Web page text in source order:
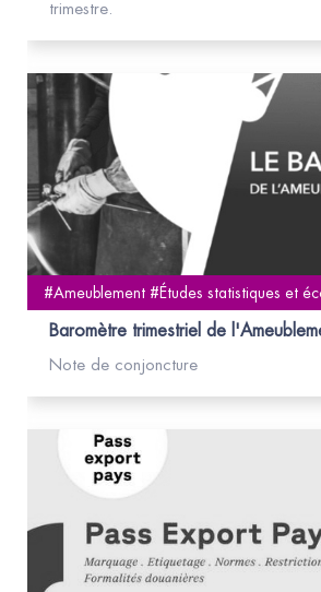
trimestre.
#Ameublement #Études statistiques et
Baromètre trimestriel de
Note de conjoncture